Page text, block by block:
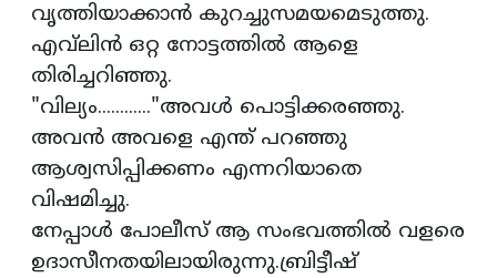
വൃത്തിയാക്കാൻ കുറച്ചുസമയമെടുത്തു.
എവ്‌ലിൻ ഒറ്റ നോട്ടത്തിൽ ആളെ
തിരിച്ചറിഞ്ഞു.
"വില്യം............"അവൾ പൊട്ടിക്കരഞ്ഞു.
അവൻ അവളെ എന്ത് പറഞ്ഞു
ആശ്വസിപ്പിക്കണം എന്നറിയാതെ
വിഷമിച്ചു.
നേപ്പാൾ പോലീസ് ആ സംഭവത്തിൽ വളരെ
ഉദാസീനതയിലായിരുന്നു.ബ്രിട്ടീഷ്